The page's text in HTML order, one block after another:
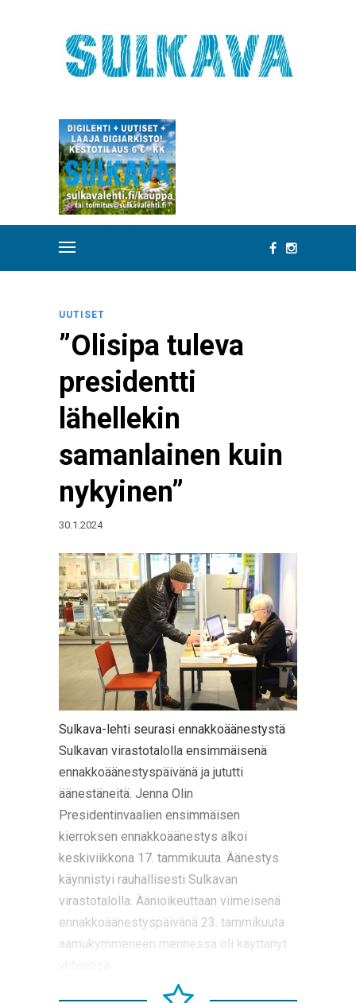
UUTISET
”Olisipa tuleva
presidentti
lähellekin
samanlainen kuin
nykyinen”
30.1.2024
Sulkava-lehti seurasi ennakkoäänestystä
Sulkavan virastotalolla ensimmäisenä
ennakkoäänestyspäivänä ja jututti
äänestäneitä. Jenna Olin
Presidentinvaalien ensimmäisen
kierroksen ennakkoäänestys alkoi
keskiviikkona 17. tammikuuta. Äänestys
käynnistyi rauhallisesti Sulkavan
virastotalolla. Äänioikeuttaan viimeisenä
ennakkoäänestyspäivänä 23. tammikuuta
aamukymmeneen mennessä oli käyttänyt